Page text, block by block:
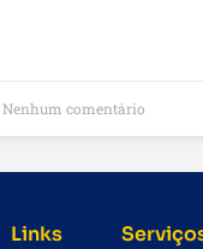
Nenhum comentário
Links